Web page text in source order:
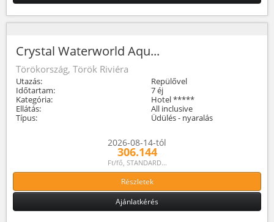
Crystal Waterworld Aqu...
Törökország, Török Riviéra
Utazás:
Repülővel
Időtartam:
7 éj
Kategória:
Hotel *****
Ellátás:
All inclusive
Típus:
Üdülés - nyaralás
2026-08-14-tól
306.144
Ft/fő, STANDARD...
Részletek
Ajánlatkérés